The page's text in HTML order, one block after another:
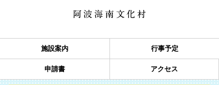
施設案内 行事予定
申請書 アクセス